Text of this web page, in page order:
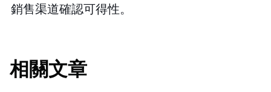
銷售渠道確認可得性。
相關文章